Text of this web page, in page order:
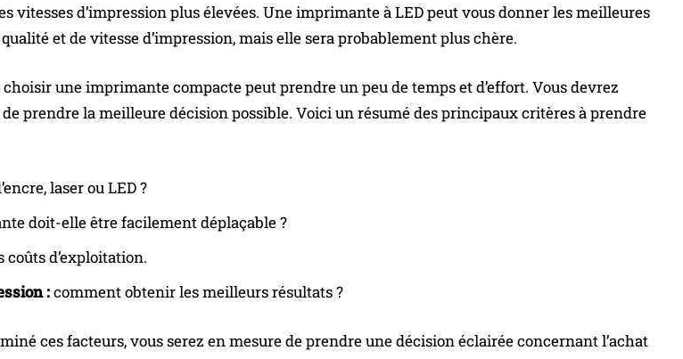
vitesses d’impression plus élevées. Une imprimante à LED peut vous donner les meilleures
et de vitesse d’impression, mais elle sera probablement plus chère.
une imprimante compacte peut prendre un peu de temps et d’effort. Vous devrez
prendre la meilleure décision possible. Voici un résumé des principaux critères à prendre
laser ou LED ?
doit-elle être facilement déplaçable ?
d’exploitation.
:comment obtenir les meilleurs résultats ?
ces facteurs, vous serez en mesure de prendre une décision éclairée concernant l’achat